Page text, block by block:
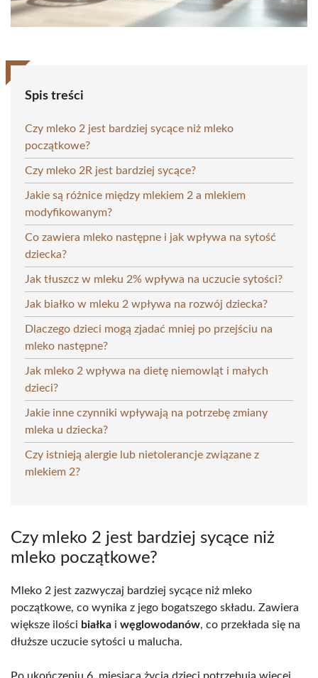
Spis treści
Czy mleko 2 jest bardziej sycące niż mleko
początkowe?
Czy mleko 2R jest bardziej sycące?
Jakie są różnice między mlekiem 2 a mlekiem
modyfikowanym?
Co zawiera mleko następne i jak wpływa na sytość
dziecka?
Jak tłuszcz w mleku 2% wpływa na uczucie sytości?
Jak białko w mleku 2 wpływa na rozwój dziecka?
Dlaczego dzieci mogą zjadać mniej po przejściu na
mleko następne?
Jak mleko 2 wpływa na dietę niemowląt i małych
dzieci?
Jakie inne czynniki wpływają na potrzebę zmiany
mleka u dziecka?
Czy istnieją alergie lub nietolerancje związane z
mlekiem 2?
Czy mleko 2 jest bardziej sycące niż
mleko początkowe?
Mleko 2 jest zazwyczaj bardziej sycące niż mleko
początkowe, co wynika z jego bogatszego składu. Zawiera
większe ilości białka i węglowodanów, co przekłada się na
dłuższe uczucie sytości u malucha.